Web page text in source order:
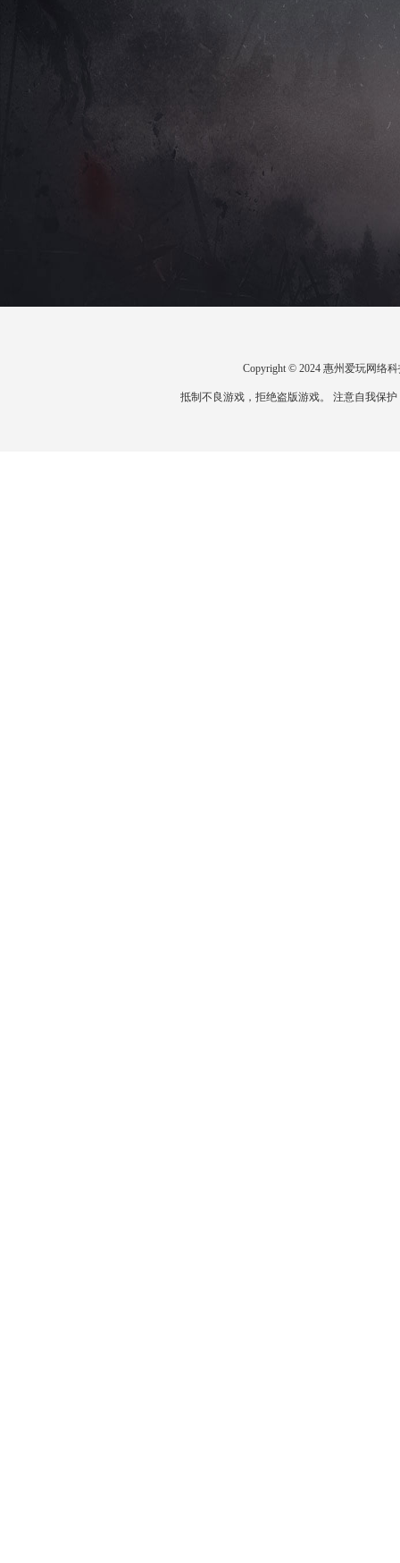
Copyright © 2024 惠州爱玩网络
抵制不良游戏，拒绝盗版游戏。 注意自我保